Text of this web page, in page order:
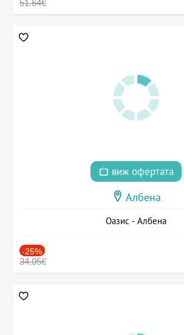
51.64€
виж офертата
Албена
Оазис - Албена
-25%
34.05€